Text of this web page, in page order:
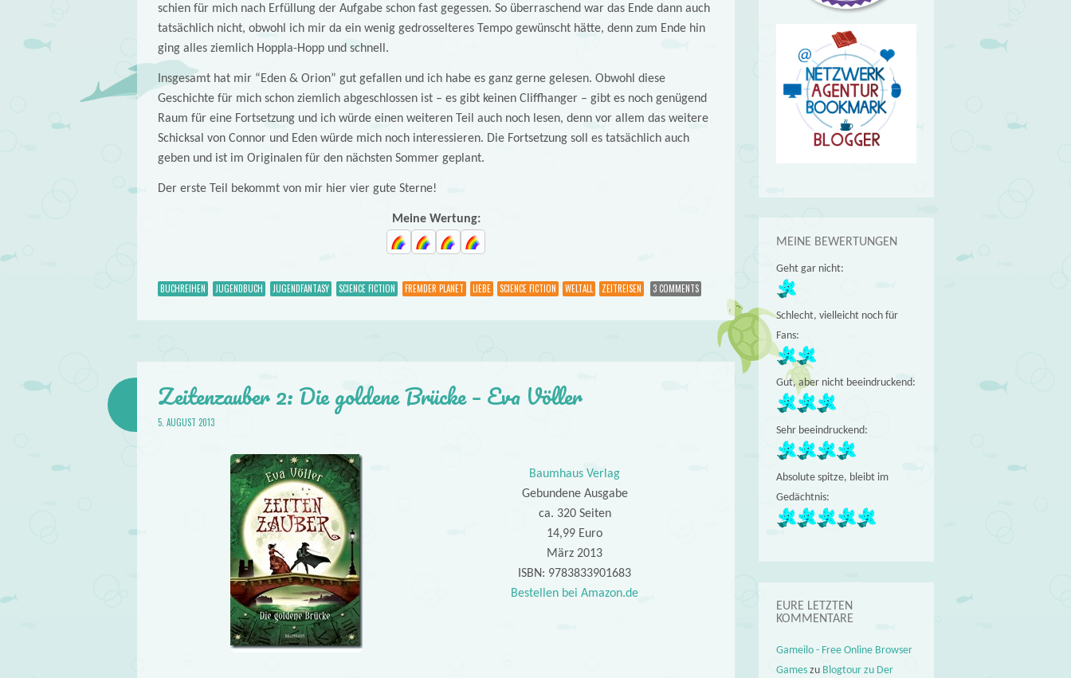
schien für mich nach Erfüllung der Aufgabe schon fast gegessen. So überraschend war das Ende dann auch
tatsächlich nicht, obwohl ich mir da ein wenig gedrosselteres Tempo gewünscht hätte, denn zum Ende hin
ging alles ziemlich Hoppla-Hopp und schnell.
Insgesamt hat mir “Eden & Orion” gut gefallen und ich habe es ganz gerne gelesen. Obwohl diese
Geschichte für mich schon ziemlich abgeschlossen ist – es gibt keinen Cliffhanger – gibt es noch genügend
Raum für eine Fortsetzung und ich würde einen weiteren Teil auch noch lesen, denn vor allem das weitere
Schicksal von Connor und Eden würde mich noch interessieren. Die Fortsetzung soll es tatsächlich auch
geben und ist im Originalen für den nächsten Sommer geplant.
Der erste Teil bekommt von mir hier vier gute Sterne!
Meine Wertung:
BUCHREIHEN JUGENDBUCH JUGENDFANTASY SCIENCE FICTION FREMDER PLANET LIEBE SCIENCE FICTION WELTALL ZEITREISEN 3 COMMENTS
Zeitenzauber 2: Die goldene Brücke – Eva Völler
5. AUGUST 2013
Baumhaus Verlag
Gebundene Ausgabe
ca. 320 Seiten
14,99 Euro
März 2013
ISBN: 9783833901683
Bestellen bei Amazon.de
MEINE BEWERTUNGEN
Geht gar nicht:
Schlecht, vielleicht noch für
Fans:
Gut, aber nicht beeindruckend:
Sehr beeindruckend:
Absolute spitze, bleibt im
Gedächtnis:
EURE LETZTEN
KOMMENTARE
Gameilo - Free Online Browser
Games zu Blogtour zu Der